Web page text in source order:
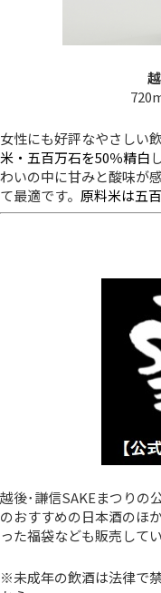
女性にも好評なやさしい
米・五百万石を50％精白
わいの中に甘みと酸味が
て最適です。 原料米は五百
越後･謙信SAKEまつりの
のおすすめの日本酒のほ
った福袋なども販売してい
※未成年の飲酒は法律で